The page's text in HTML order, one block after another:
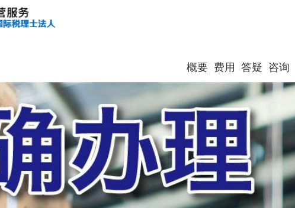
概要 费用 答疑 咨询